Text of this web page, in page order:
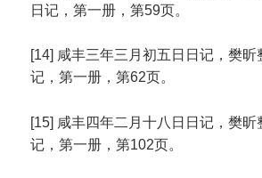
日记，第一册，第59页。
[14] 咸丰三年三月初五日日记，樊昕
记，第一册，第62页。
[15] 咸丰四年二月十八日日记，樊昕
记，第一册，第102页。